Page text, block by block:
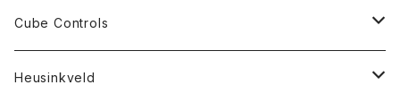
アドオンパーツ
アクセサリー
アクセサリー
シフター
シフター
ハンドブレーキ
ペダル
アクセサリー
バンドルセット
ステアリングモーター
Cube Controls
ステアリング
Heusinkveld